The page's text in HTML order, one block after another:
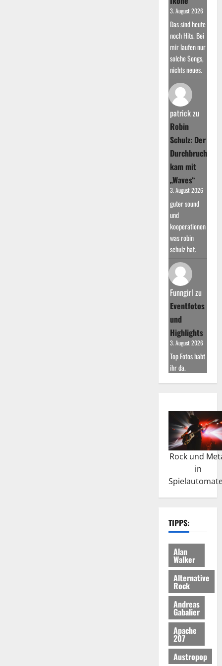
3. August 2026
Das sind heute
noch Hits. Bei
mir laufen nur
solche Songs,
nichts neues.
patrickzu
Robin
Schulz: Der
Durchbruch
kam mit
„Waves“
3. August 2026
guter sound
und
kooperationen
was robin
schulz hat.
Funngirl zu
Eventfotos
und
Highlights
3. August 2026
Top Fotos habt
ihr da.
Rock und
in
TIPPS:
Alan
Walker
Alternative
Rock
Andreas
Gabalier
Apache
207
Austropop